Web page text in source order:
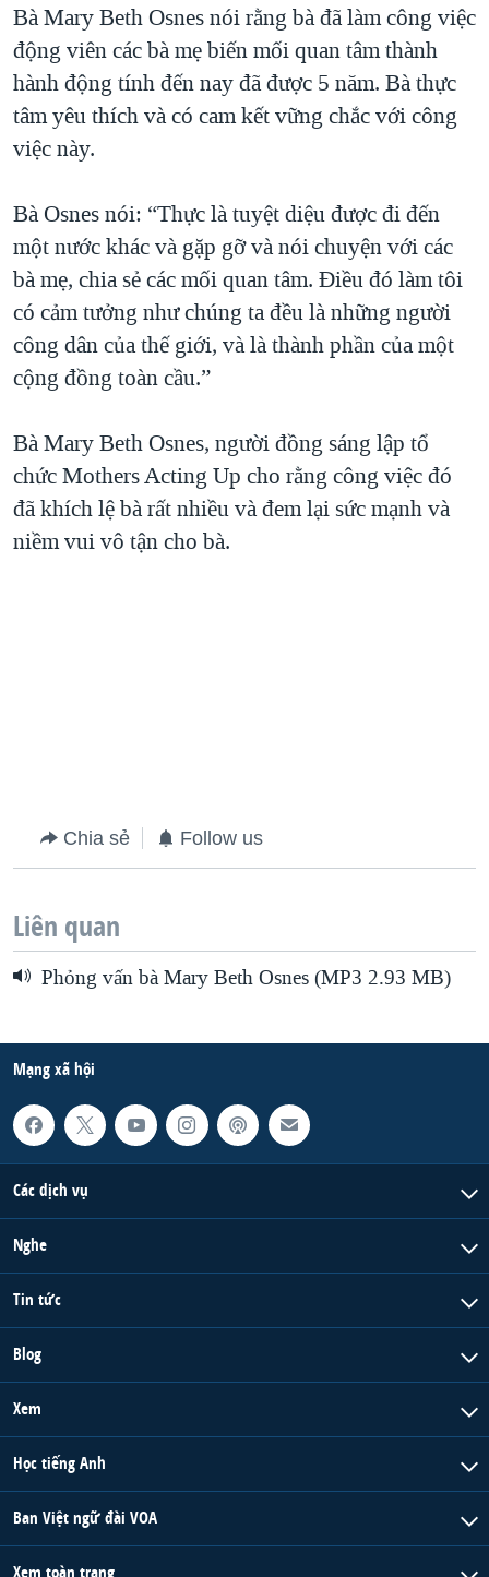
Bà Mary Beth Osnes nói rằng bà đã làm công việc
động viên các bà mẹ biến mối quan tâm thành
hành động tính đến nay đã được 5 năm. Bà thực
tâm yêu thích và có cam kết vững chắc với công
việc này.
Bà Osnes nói: “Thực là tuyệt diệu được đi đến
một nước khác và gặp gỡ và nói chuyện với các
bà mẹ, chia sẻ các mối quan tâm. Điều đó làm tôi
có cảm tưởng như chúng ta đều là những người
công dân của thế giới, và là thành phần của một
cộng đồng toàn cầu.”
Bà Mary Beth Osnes, người đồng sáng lập tổ
chức Mothers Acting Up cho rằng công việc đó
đã khích lệ bà rất nhiều và đem lại sức mạnh và
niềm vui vô tận cho bà.
Chia sẻ Follow us
Liên quan
Phỏng vấn bà Mary Beth Osnes (MP3 2.93 MB)
Mạng xã hội
Các dịch vụ
Nghe
Tin tức
Blog
Xem
Học tiếng Anh
Ban Việt ngữ đài VOA